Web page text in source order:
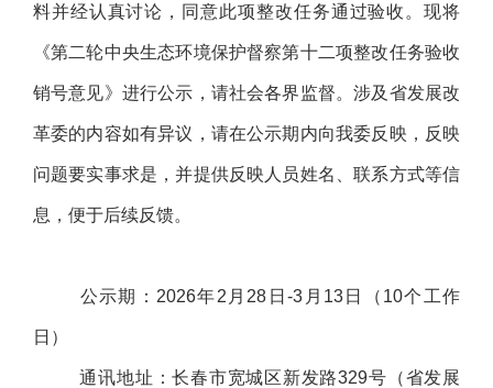
料并经认真讨论，同意此项整改任务通过验收。现将
《第二轮中央生态环境保护督察第十二项整改任务验收
销号意见》进行公示，请社会各界监督。涉及省发展改
革委的内容如有异议，请在公示期内向我委反映，反映
问题要实事求是，并提供反映人员姓名、联系方式等信
息，便于后续反馈。
公示期：2026年2月28日-3月13日（10个工作
日）
通讯地址：长春市宽城区新发路329号（省发展